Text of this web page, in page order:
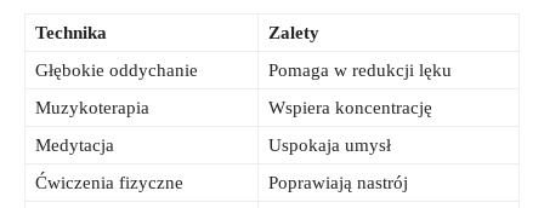
Technika
Zalety
Głębokie oddychanie
Pomaga w redukcji lęku
Muzykoterapia
Wspiera koncentrację
Medytacja
Uspokaja umysł
Ćwiczenia fizyczne
Poprawiają nastrój